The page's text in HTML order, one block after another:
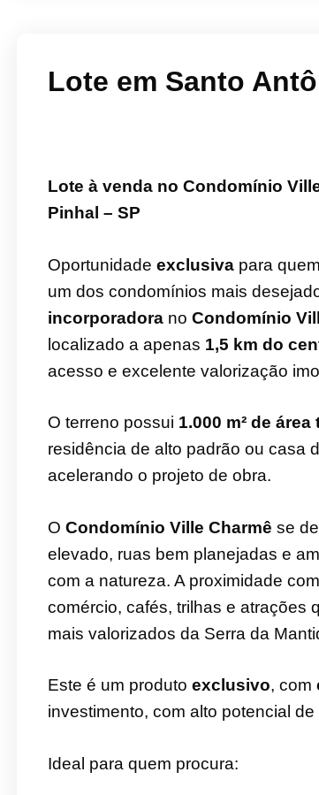
Lote em Santo
Lote à venda no Condomínio
Pinhal – SP
Oportunidade exclusivapara
um dos condomínios mais
incorporadorano Condomínio
localizado a apenas 1,5 km do
acesso e excelente valorização
O terreno possui 1.000 m² de área
residência de alto padrão ou casa
acelerando o projeto de obra.
O Condomínio Ville Charmê se
elevado, ruas bem planejadas e
com a natureza. A proximidade
comércio, cafés, trilhas e atrações
mais valorizados da Serra da
Este é um produto exclusivo, com
investimento, com alto potencial
Ideal para quem procura: